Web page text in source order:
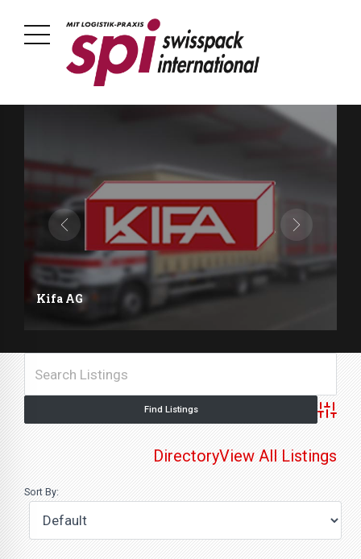
Kifa AG
DirectoryView All Listings
Sort By: